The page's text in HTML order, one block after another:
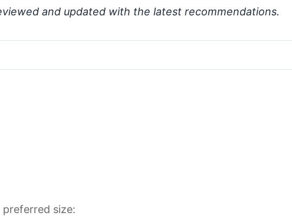
and updated with the latest recommendations.
size: